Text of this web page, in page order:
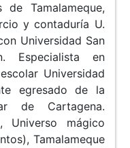
Tamalameque,
y contaduría U.
Universidad San
Especialista en
Universidad
egresado de la
de Cartagena.
Universo mágico
Tamalameque